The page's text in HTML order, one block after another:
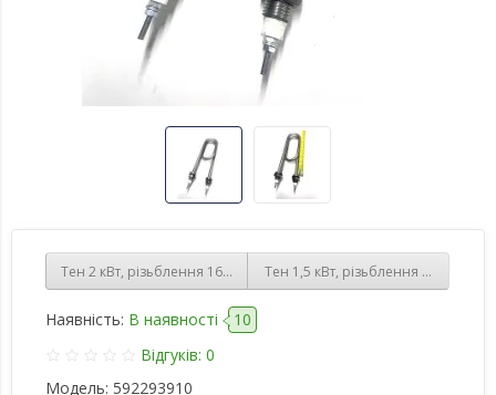
Тен 2 кВт, різьблення 16мм, нержавіюча сталь
Тен 1,5 кВт, різьблення 18мм,
Наявність: В наявності
10
Відгуків: 0
Модель: 592293910